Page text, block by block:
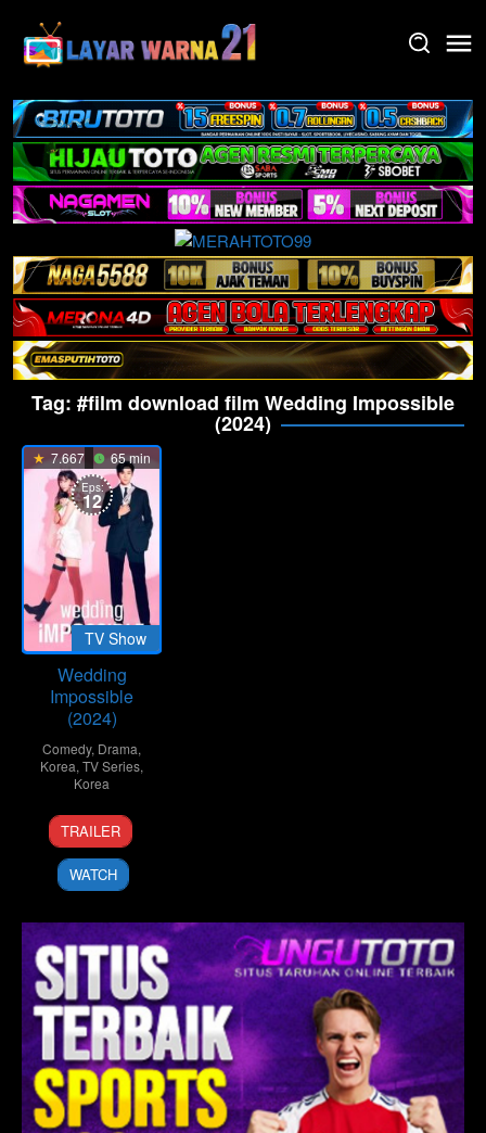
content
Tag: #film download film Wedding Impossible
(2024)
7.667 65 min
Eps:
12
TV Show
Wedding
Impossible
(2024)
Comedy, Drama,
Korea,TV Series,
Korea
26
Feb
2024
TRAILER
WATCH